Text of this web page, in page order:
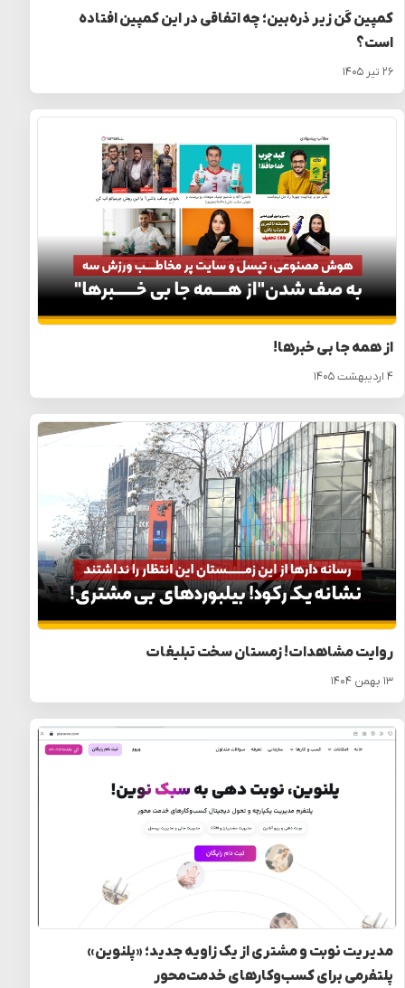
کمپین کَن زیر ذره‌بین؛ چه اتفاقی در این کمپین افتاده
است؟
۲۶ تیر ۱۴۰۵
از همه جا بی خبرها!
۴ اردیبهشت ۱۴۰۵
روایت مشاهدات! زمستان سخت تبلیغات
۱۳ بهمن ۱۴۰۴
مدیریت نوبت و مشتری از یک زاویه جدید؛ «پلنوین»
پلتفرمی برای کسب‌وکارهای خدمت‌محور